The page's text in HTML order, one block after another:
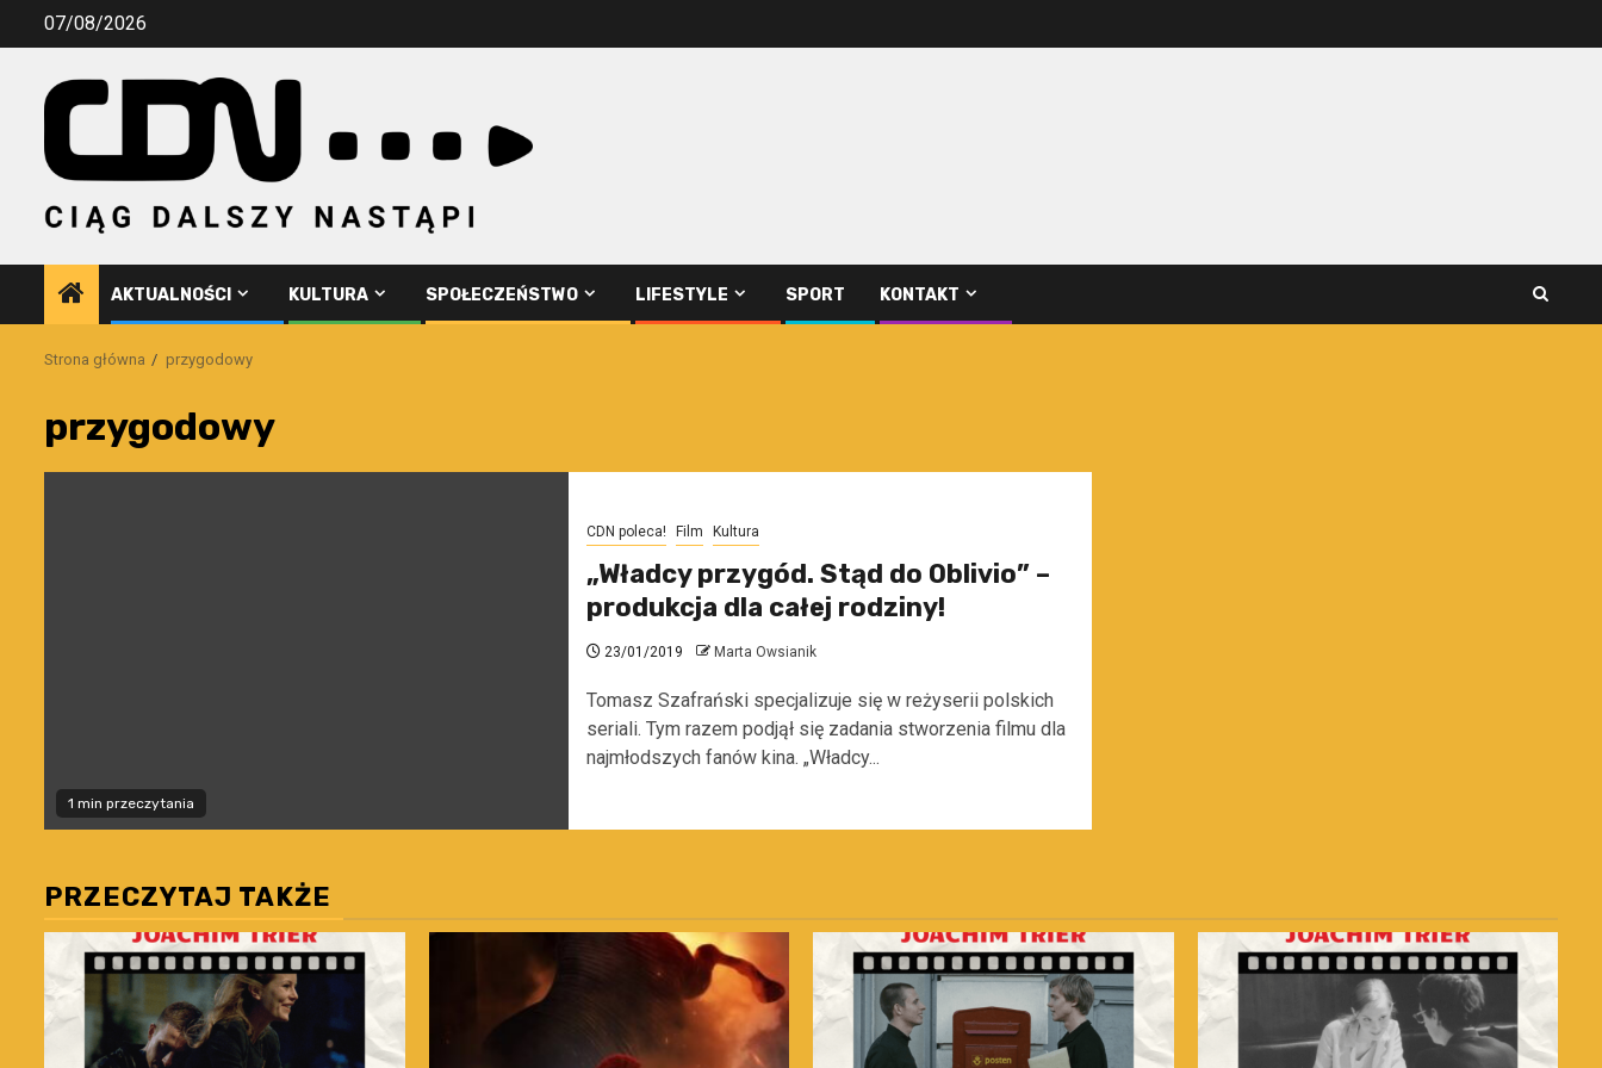
Przejdź07/08/2026
AKTUALNOŚCI KULTURA SPOŁECZEŃSTWO LIFESTYLE SPORT KONTAKT
Strona główna przygodowy
przygodowy
1 min przeczytania
CDN poleca! Film Kultura
„Władcy przygód. Stąd do Oblivio” –
produkcja dla całej rodziny!
23/01/2019 Marta Owsianik
Tomasz Szafrański specjalizuje się w reżyserii polskich
seriali. Tym razem podjął się zadania stworzenia filmu dla
najmłodszych fanów kina. „Władcy...
PRZECZYTAJ TAKŻE